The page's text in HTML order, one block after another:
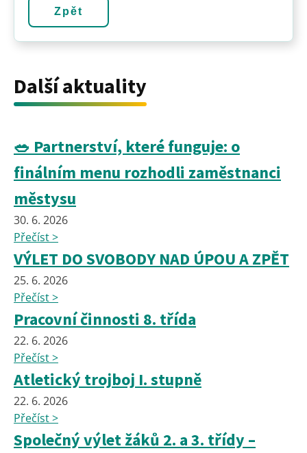
Zpět
Další aktuality
🥗 Partnerství, které funguje: o
finálním menu rozhodli zaměstnanci
městysu
30. 6. 2026
Přečíst >
VÝLET DO SVOBODY NAD ÚPOU A ZPĚT
25. 6. 2026
Přečíst >
Pracovní činnosti 8. třída
22. 6. 2026
Přečíst >
Atletický trojboj I. stupně
22. 6. 2026
Přečíst >
Společný výlet žáků 2. a 3. třídy –